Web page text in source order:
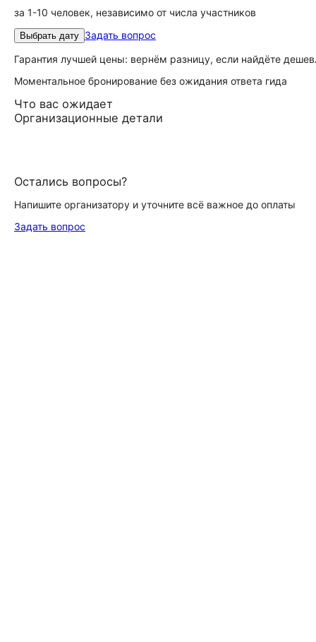
за 1-10 человек, независимо от числа участников
Выбрать дату Задать вопрос
Гарантия лучшей цены: вернём разницу, если найдёте
Моментальное бронирование без ожидания ответа гида
Что вас ожидает
Организационные детали
Остались вопросы?
Напишите организатору и уточните всё важное до оплаты
Задать вопрос